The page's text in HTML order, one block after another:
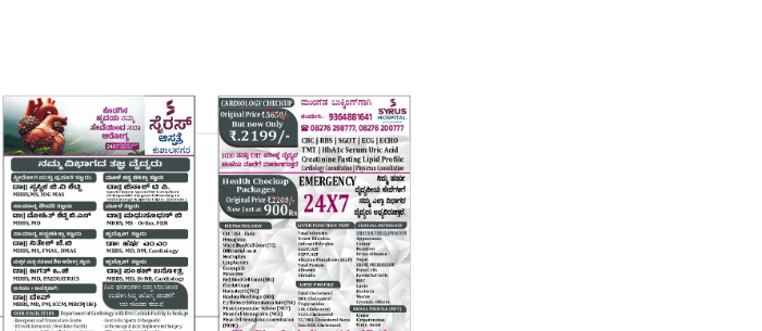
Login Register
Home
Contact
Daily Coffee Rates